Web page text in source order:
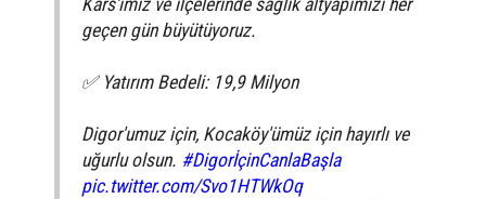
Kars'ımız ve ilçelerinde sağlık altyapımızı her
geçen gün büyütüyoruz.
✅ Yatırım Bedeli: 19,9 Milyon
Digor'umuz için, Kocaköy'ümüz için hayırlı ve
uğurlu olsun. #DigorİçinCanlaBaşla
pic.twitter.com/Svo1HTWkOq